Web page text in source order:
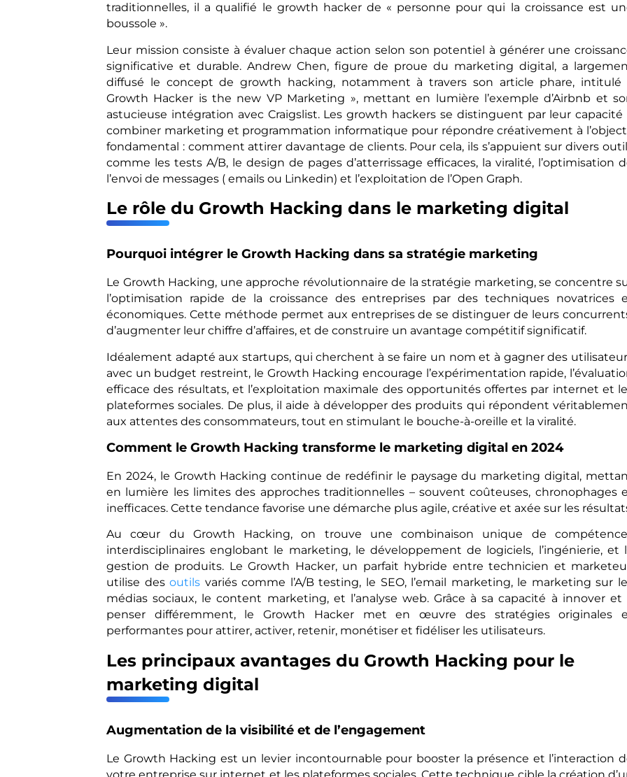
traditionnelles, il a qualifié le growth hacker de « personne pour qui la croissance est
boussole ».
Leur mission consiste à évaluer chaque action selon son potentiel à générer une
significative et durable. Andrew Chen, figure de proue du marketing digital, a
diffusé le concept de growth hacking, notamment à travers son article phare, intitulé
Growth Hacker is the new VP Marketing », mettant en lumière l’exemple d’Airbnb et
astucieuse intégration avec Craigslist. Les growth hackers se distinguent par leur capacité
combiner marketing et programmation informatique pour répondre créativement à
fondamental : comment attirer davantage de clients. Pour cela, ils s’appuient sur divers
comme les tests A/B, le design de pages d’atterrissage efficaces, la viralité, l’optimisation
l’envoi de messages ( emails ou Linkedin) et l’exploitation de l’Open Graph.
Le rôle du Growth Hacking dans le marketing digital
Pourquoi intégrer le Growth Hacking dans sa stratégie marketing
Le Growth Hacking, une approche révolutionnaire de la stratégie marketing, se concentre
l’optimisation rapide de la croissance des entreprises par des techniques novatrices
économiques. Cette méthode permet aux entreprises de se distinguer de leurs
d’augmenter leur chiffre d’affaires, et de construire un avantage compétitif significatif.
Idéalement adapté aux startups, qui cherchent à se faire un nom et à gagner des
avec un budget restreint, le Growth Hacking encourage l’expérimentation rapide,
efficace des résultats, et l’exploitation maximale des opportunités offertes par internet et
plateformes sociales. De plus, il aide à développer des produits qui répondent
aux attentes des consommateurs, tout en stimulant le bouche-à-oreille et la viralité.
Comment le Growth Hacking transforme le marketing digital en 2024
En 2024, le Growth Hacking continue de redéfinir le paysage du marketing digital,
en lumière les limites des approches traditionnelles – souvent coûteuses, chronophages
inefficaces. Cette tendance favorise une démarche plus agile, créative et axée sur les
Au cœur du Growth Hacking, on trouve une combinaison unique de
interdisciplinaires englobant le marketing, le développement de logiciels, l’ingénierie, et
gestion de produits. Le Growth Hacker, un parfait hybride entre technicien et
utilise desoutils variés comme l’A/B testing, le SEO, l’email marketing, le marketing sur
médias sociaux, le content marketing, et l’analyse web. Grâce à sa capacité à innover et
penser différemment, le Growth Hacker met en œuvre des stratégies originales
performantes pour attirer, activer, retenir, monétiser et fidéliser les utilisateurs.
Les principaux avantages du Growth Hacking pour le
marketing digital
Augmentation de la visibilité et de l’engagement
Le Growth Hacking est un levier incontournable pour booster la présence et l’interaction